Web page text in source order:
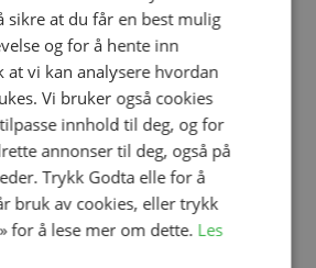
sikre at du får en best mulig
og for å hente inn
at vi kan analysere hvordan
Vi bruker også cookies
innhold til deg, og for
annonser til deg, også på
Trykk Godta elle for å
bruk av cookies, eller trykk
for å lese mer om dette. Les